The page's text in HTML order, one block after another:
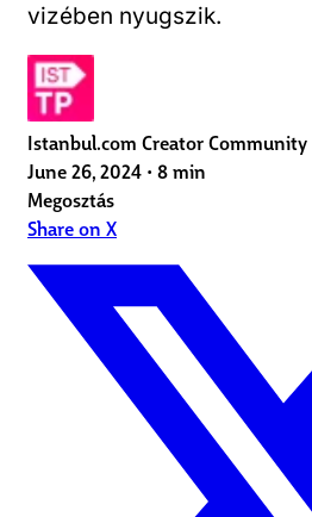
vizében nyugszik.
Istanbul.com Creator Community
June 26, 2024 • 8 min
Megosztás
Share on X